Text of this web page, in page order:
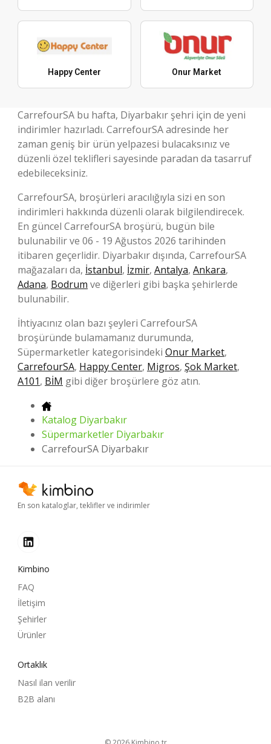
Happy Center Onur Market
CarrefourSA bu hafta, Diyarbakır şehri için de yeni
indirimler hazırladı. CarrefourSA adresinde her
zaman geniş bir ürün yelpazesi bulacaksınız ve
düzenli özel teklifleri sayesinde paradan da tasarruf
edebileceksiniz.
CarrefourSA, broşürleri aracılığıyla sizi en son
indirimleri hakkında düzenli olarak bilgilendirecek.
En güncel CarrefourSA broşürü, bugün bile
bulunabilir ve 06 - 19 Ağustos 2026 tarihinden
itibaren geçerlidir. Diyarbakır dışında, CarrefourSA
mağazaları da, İstanbul, İzmir, Antalya, Ankara,
Adana, Bodrum ve diğerleri gibi başka şehirlerde
bulunabilir.
İhtiyacınız olan bazı şeyleri CarrefourSA
broşüründe bulamamanız durumunda,
Süpermarketler kategorisindeki Onur Market,
CarrefourSA, Happy Center, Migros, Şok Market,
A101, BİM gibi diğer broşürlere göz atın.
Katalog Diyarbakır
Süpermarketler Diyarbakır
CarrefourSA Diyarbakır
En son kataloglar, teklifler ve indirimler
Kimbino
FAQ
İletişim
Şehirler
Ürünler
Ortaklık
Nasıl ilan verilir
B2B alanı